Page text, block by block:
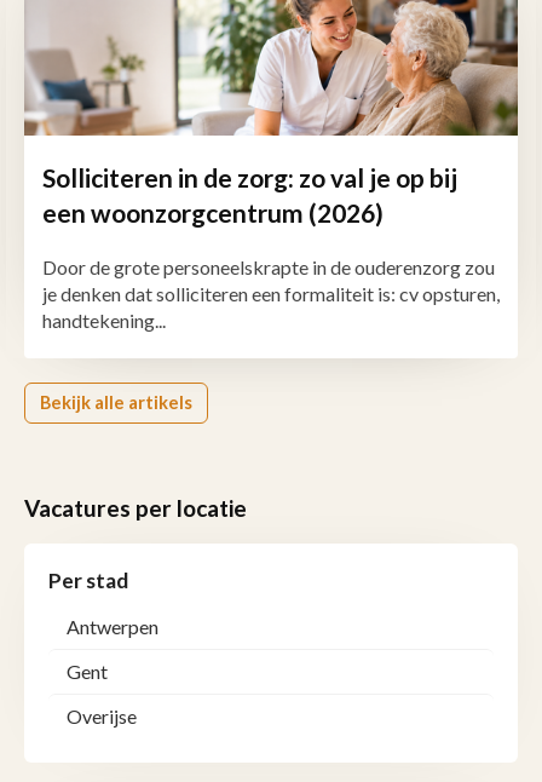
Solliciteren in de zorg: zo val je op bij
een woonzorgcentrum (2026)
Door de grote personeelskrapte in de ouderenzorg zou
je denken dat solliciteren een formaliteit is: cv opsturen,
handtekening...
Bekijk alle artikels
Vacatures per locatie
Per stad
Antwerpen
Gent
Overijse